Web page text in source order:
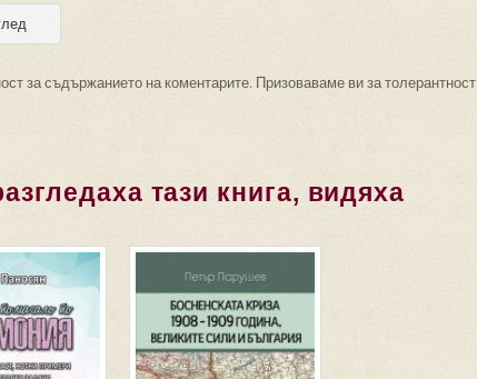
за съдържанието на коментарите. Призоваваме ви за толерантност
тази книга, видяха